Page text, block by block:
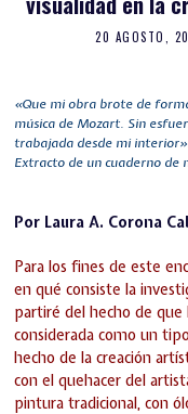
20 AGOSTO,
«Que mi obra brote de
música de Mozart. Sin
trabajada desde mi
Extracto de un cuaderno de
Por Laura A. Corona
Para los fines de este
en qué consiste la
partiré del hecho de
considerada como un
hecho de la creación
con el quehacer del
pintura tradicional, con